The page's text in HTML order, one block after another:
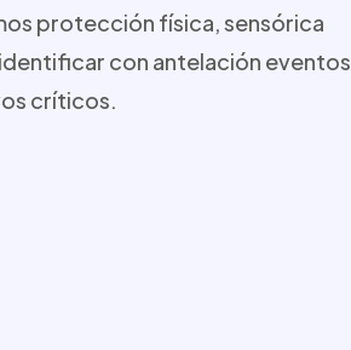
protección física, sensórica
con antelación eventos
críticos.